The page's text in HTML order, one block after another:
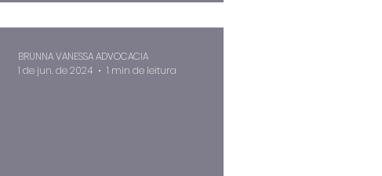
BRUNNA VANESSA ADVOCACIA
1 de jun. de 2024
1 min de leitura